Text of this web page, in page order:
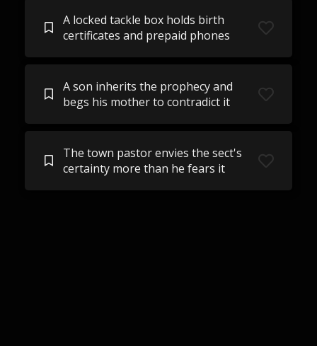
A locked tackle box holds birth
certificates and prepaid phones
A son inherits the prophecy and
begs his mother to contradict it
The town pastor envies the sect's
certainty more than he fears it